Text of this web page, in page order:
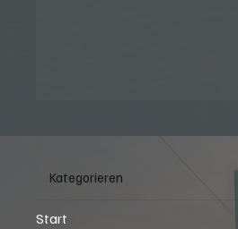
Kategorieren
Start